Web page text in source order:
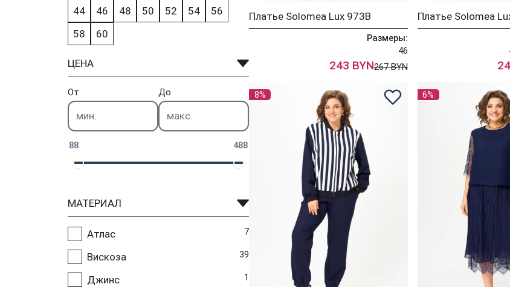
44 46 48 50 52 54
56
58
60
ЦЕНА
От До
88 488
МАТЕРИАЛ
Атлас 7
Вискоза 39
Джинс 1
Платье Solomea Lux 973В
Размеры:
46
243 BYN267 BYN
Платье Solomea
8% 6%